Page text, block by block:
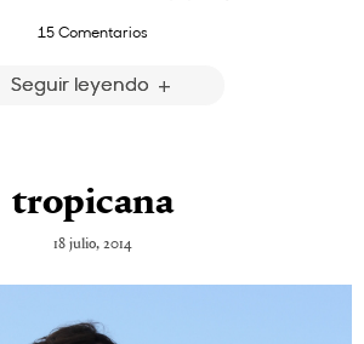
15 Comentarios
Seguir leyendo
tropicana
18 julio, 2014